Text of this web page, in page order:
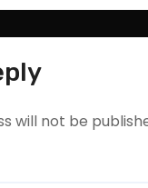
will not be